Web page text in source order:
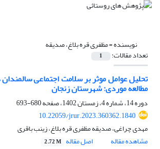
نویسنده =مظفری قره بلاغ، صدیقه
تعداد مقالات: 1
تحلیل عوامل موثر بر سلامت اجتماعی
مطالعه موردی: شهرستان زنجان
دوره 14، شماره 4، زمستان 1402، صفحه
680-693
10.22059/jrur.2023.360362.1840
مهدی چراغی، صدیقه مظفری قره بلاغ، زینب باقری
مشاهده مقاله
اصل مقاله 2.72 M